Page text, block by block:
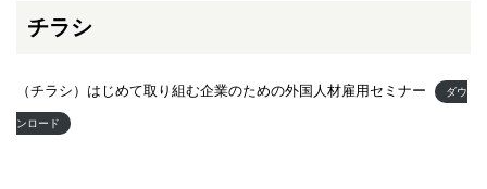
チラシ
（チラシ）はじめて取り組む企業のための外国人材雇用セミナー ダウ
ンロード